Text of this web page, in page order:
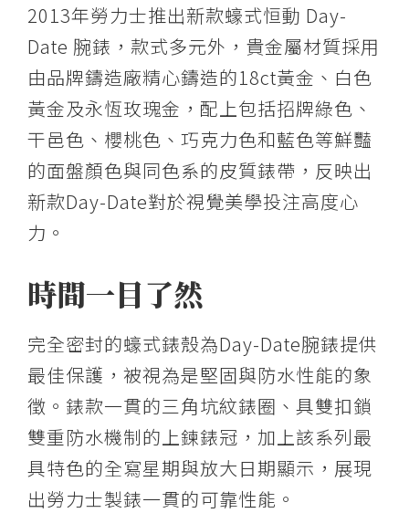
2013年勞力士推出新款蠔式恒動 Day-
Date 腕錶，款式多元外，貴金屬材質採用
由品牌鑄造廠精心鑄造的18ct黃金、白色
黃金及永恆玫瑰金，配上包括招牌綠色、
干邑色、櫻桃色、巧克力色和藍色等鮮豔
的面盤顏色與同色系的皮質錶帶，反映出
新款Day-Date對於視覺美學投注高度心
力。
時間一目了然
完全密封的蠔式錶殼為Day-Date腕錶提供
最佳保護，被視為是堅固與防水性能的象
徵。錶款一貫的三角坑紋錶圈、具雙扣鎖
雙重防水機制的上鍊錶冠，加上該系列最
具特色的全寫星期與放大日期顯示，展現
出勞力士製錶一貫的可靠性能。